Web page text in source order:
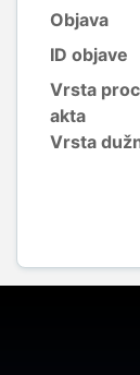
Objava
ID objave
Vrsta
akta
Vrsta